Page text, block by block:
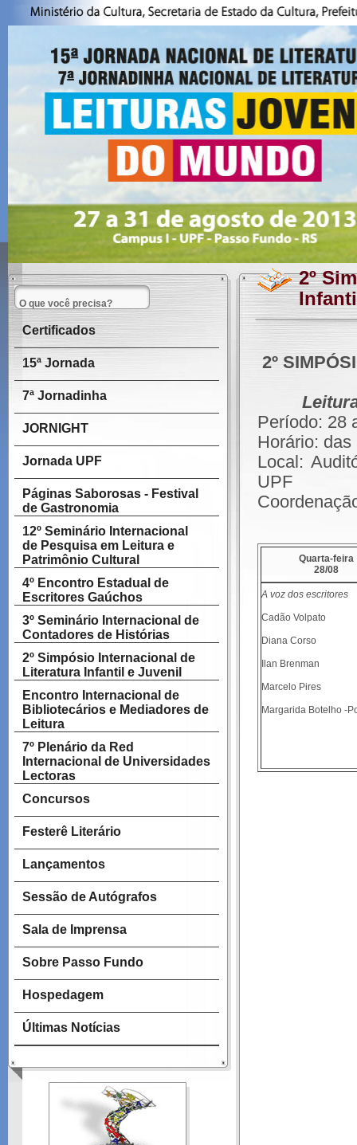
Certificados
15ª Jornada
7ª Jornadinha
JORNIGHT
Jornada UPF
Páginas Saborosas - Festival
de Gastronomia
12º Seminário Internacional
de Pesquisa em Leitura e
Patrimônio Cultural
4º Encontro Estadual de
Escritores Gaúchos
3º Seminário Internacional de
Contadores de Histórias
2º Simpósio Internacional de
Literatura Infantil e Juvenil
Encontro Internacional de
Bibliotecários e Mediadores de
Leitura
7º Plenário da Red
Internacional de Universidades
Lectoras
Concursos
Festerê Literário
Lançamentos
Sessão de Autógrafos
Sala de Imprensa
Sobre Passo Fundo
Hospedagem
Últimas Notícias
2º
2º
Período: 28
Horário: das
Local:
UPF
Quarta-feira
28/08
A voz dos escritores
Cadão Volpato
Diana Corso
Ilan Brenman
Marcelo Pires
Margarida Botelho -